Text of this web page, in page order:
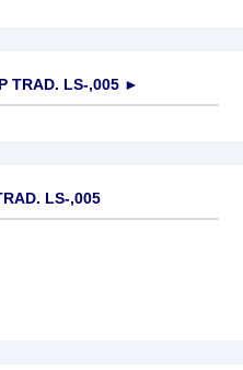
TRAD. LS-,005 ►
LS-,005